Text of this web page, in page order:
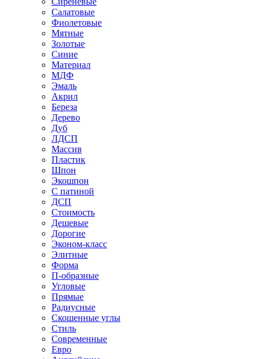
Салатовые
Фиолетовые
Мятные
Золотые
Синие
Материал
МДФ
Эмаль
Акрил
Береза
Дерево
Дуб
ЛДСП
Массив
Пластик
Шпон
Экошпон
С патиной
ДСП
Стоимость
Дешевые
Дорогие
Эконом-класс
Элитные
Форма
П-образные
Угловые
Прямые
Радиусные
Скошенные углы
Стиль
Современные
Евро